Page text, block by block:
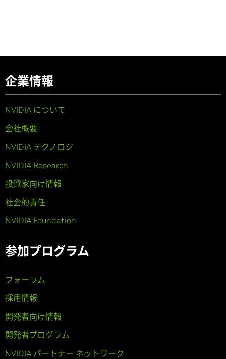
企業情報
NVIDIA について
会社概要
NVIDIA テクノロジ
NVIDIA Research
投資家向け情報
社会的責任
NVIDIA Foundation
参加プログラム
フォーラム
採用情報
開発者向け情報
開発者プログラム
NVIDIA パートナー ネットワーク